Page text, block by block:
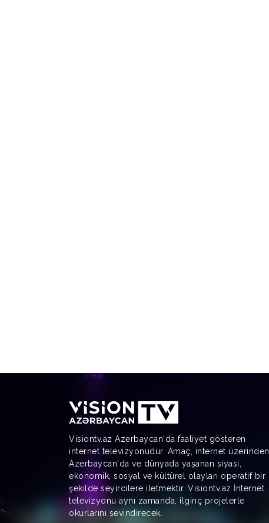
Visiontv.az Azerbaycan'da faaliyet gösteren
internet televizyonudur. Amaç, internet üzerinden
Azerbaycan'da ve dünyada yaşanan siyasi,
ekonomik, sosyal ve kültürel olayları operatif bir
şekilde seyircilere iletmektir. Visiontv.az İnternet
televizyonu aynı zamanda, ilginç projelerle
okurlarını sevindirecek.